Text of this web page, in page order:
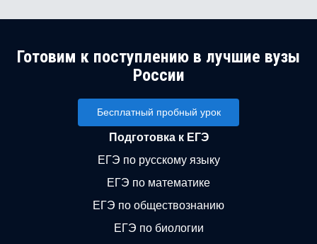
Готовим к поступлению в лучшие вузы
России
Бесплатный пробный урок
Подготовка к ЕГЭ
ЕГЭ по русскому языку
ЕГЭ по математике
ЕГЭ по обществознанию
ЕГЭ по биологии